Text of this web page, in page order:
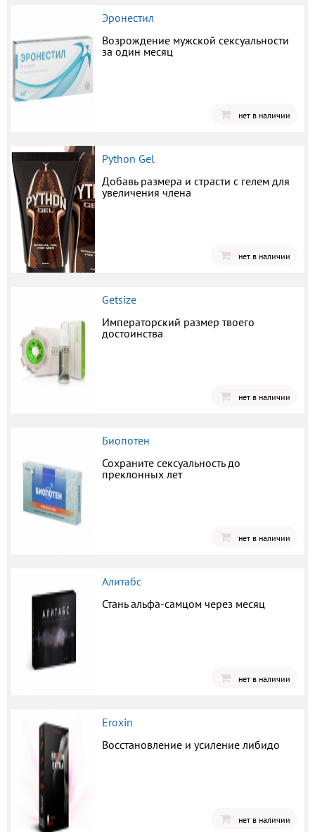
Эронестил
Возрождение мужской сексуальности
за один месяц
нет в наличии
Python Gel
Добавь размера и страсти с гелем для
увеличения члена
нет в наличии
Getsize
Императорский размер твоего
достоинства
нет в наличии
Биопотен
Сохраните сексуальность до
преклонных лет
нет в наличии
Алитабс
Стань альфа-самцом через месяц
нет в наличии
Eroxin
Восстановление и усиление либидо
нет в наличии